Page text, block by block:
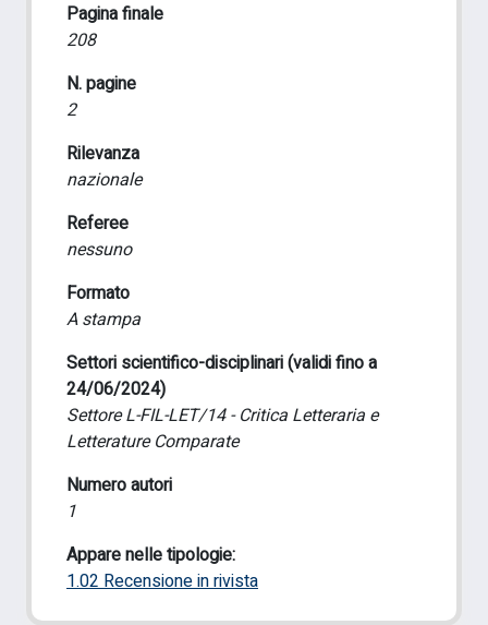
Pagina finale
208
N. pagine
2
Rilevanza
nazionale
Referee
nessuno
Formato
A stampa
Settori scientifico-disciplinari (validi fino a
24/06/2024)
Settore L-FIL-LET/14 - Critica Letteraria e
Letterature Comparate
Numero autori
1
Appare nelle tipologie:
1.02 Recensione in rivista